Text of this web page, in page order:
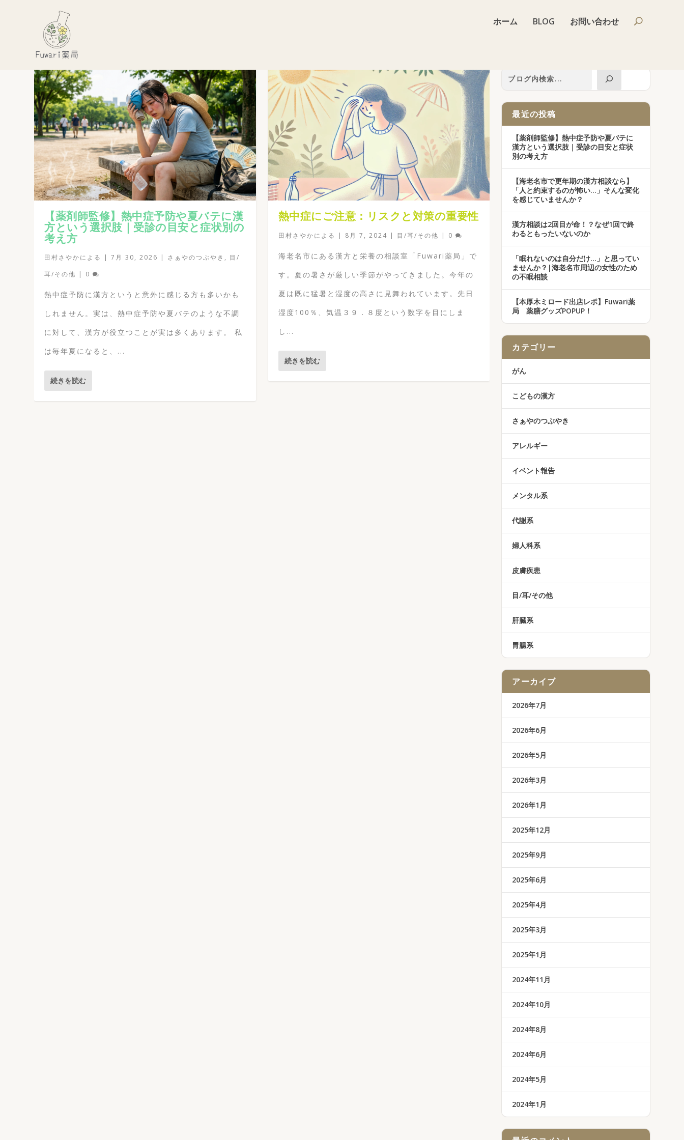
ホーム BLOG お問い合わせ
【薬剤師監修】熱中症予防や夏バテに漢
方という選択肢｜受診の目安と症状別の
考え方
田村さやかによる |7月 30, 2026 | さぁやのつぶやき , 目/
耳/その他 | 0
熱中症予防に漢方というと意外に感じる方も多いかも
しれません。実は、熱中症予防や夏バテのような不調
に対して、漢方が役立つことが実は多くあります。 私
は毎年夏になると、...
続きを読む
熱中症にご注意：リスクと対策の重要性
田村さやかによる | 8月 7, 2024 | 目/耳/その他 | 0
海老名市にある漢方と栄養の相談室「Fuwari薬局」で
す。夏の暑さが厳しい季節がやってきました。今年の
夏は既に猛暑と湿度の高さに見舞われています。先日
湿度100％、気温３９．８度という数字を目にしま
し...
続きを読む
最近の投稿
【薬剤師監修】熱中症予防や夏バテに
漢方という選択肢｜受診の目安と症状
別の考え方
【海老名市で更年期の漢方相談なら】
「人と約束するのが怖い…」そんな変化
を感じていませんか？
漢方相談は2回目が命！？なぜ1回で終
わるともったいないのか
「眠れないのは自分だけ…」と思ってい
ませんか？|海老名市周辺の女性のため
の不眠相談
【本厚木ミロード出店レポ】Fuwari薬
局 薬膳グッズPOPUP！
カテゴリー
がん
こどもの漢方
さぁやのつぶやき
アレルギー
イベント報告
メンタル系
代謝系
婦人科系
皮膚疾患
目/耳/その他
肝臓系
胃腸系
アーカイブ
2026年7月
2026年6月
2026年5月
2026年3月
2026年1月
2025年12月
2025年9月
2025年6月
2025年4月
2025年3月
2025年1月
2024年11月
2024年10月
2024年8月
2024年6月
2024年5月
2024年1月